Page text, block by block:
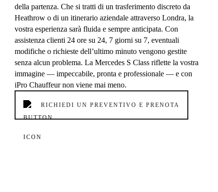
della partenza. Che si tratti di un trasferimento discreto da
Heathrow o di un itinerario aziendale attraverso Londra, la
vostra esperienza sarà fluida e sempre anticipata. Con
assistenza clienti 24 ore su 24, 7 giorni su 7, eventuali
modifiche o richieste dell’ultimo minuto vengono gestite
senza alcun problema. La Mercedes S Class riflette la vostra
immagine — impeccabile, pronta e professionale — e con
iPro Chauffeur non viene mai meno.
RICHIEDI UN PREVENTIVO E PRENOTA